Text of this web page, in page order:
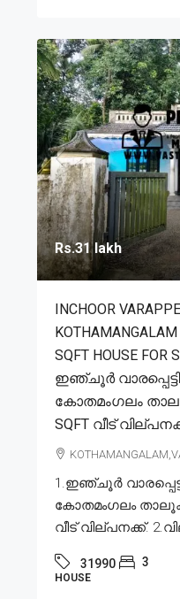
Rs.31 lakh
INCHOOR
SQFT HOUSE FOR
ഇഞ്ചൂർ
കോതമംഗലം
SQFT വീട്
1.ഇഞ്ചൂർ
കോതമംഗലം
വീട് വില്പനക്ക്.
31990 3
HOUSE